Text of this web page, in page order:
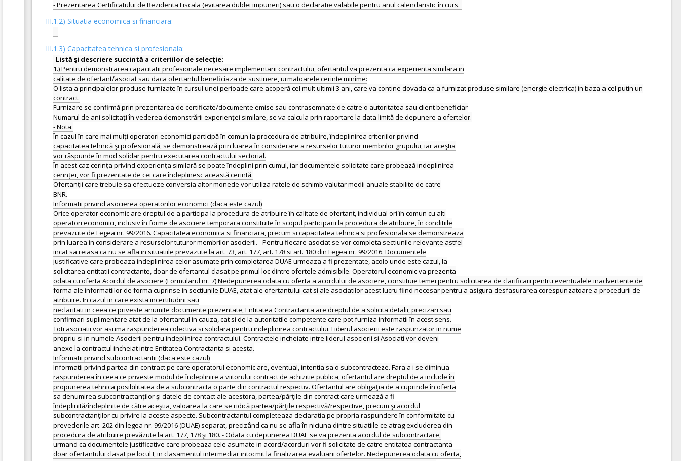
III.1.2) Situatia economica si financiara:
III.1.3) Capacitatea tehnica si profesionala:
1.) Pentru demonstrarea capacitatii profesionale necesare implementarii contractului, ofertantul va prezenta ca experienta similara in
calitate de ofertant/asociat sau daca ofertantul beneficiaza de sustinere, urmatoarele cerinte minime:
O lista a principalelor produse furnizate în cursul unei perioade care acoperă cel mult ultimii 3 ani, care va contine dovada ca a furnizat produse similare (energie electrica) in baza a cel putin un
contract.
Furnizare se confirmă prin prezentarea de certificate/documente emise sau contrasemnate de catre o autoritatea sau client beneficiar
Numarul de ani solicitați în vederea demonstrării experienței similare, se va calcula prin raportare la data limită de depunere a ofertelor.
- Nota:
În cazul în care mai mulţi operatori economici participă în comun la procedura de atribuire, îndeplinirea criteriilor privind
capacitatea tehnică şi profesională, se demonstrează prin luarea în considerare a resurselor tuturor membrilor grupului, iar aceştia
vor răspunde în mod solidar pentru executarea contractului sectorial.
În acest caz cerința privind experiența similară se poate îndeplini prin cumul, iar documentele solicitate care probează indeplinirea
cerinței, vor fi prezentate de cei care îndeplinesc această cerintă.
Ofertanții care trebuie sa efectueze conversia altor monede vor utiliza ratele de schimb valutar medii anuale stabilite de catre
BNR.
Informatii privind asocierea operatorilor economici (daca este cazul)
Orice operator economic are dreptul de a participa la procedura de atribuire în calitate de ofertant, individual ori în comun cu alti
operatori economici, inclusiv în forme de asociere temporara constituite în scopul participarii la procedura de atribuire, în conditiile
prevazute de Legea nr. 99/2016. Capacitatea economica si financiara, precum si capacitatea tehnica si profesionala se demonstreaza
prin luarea in considerare a resurselor tuturor membrilor asocierii. - Pentru fiecare asociat se vor completa sectiunile relevante astfel
incat sa reiasa ca nu se afla in situatiile prevazute la art. 73, art. 177, art. 178 si art. 180 din Legea nr. 99/2016. Documentele
justificative care probeaza indeplinirea celor asumate prin completarea DUAE urmeaza a fi prezentate, acolo unde este cazul, la
solicitarea entitatii contractante, doar de ofertantul clasat pe primul loc dintre ofertele admisibile. Operatorul economic va prezenta
odata cu oferta Acordul de asociere (Formularul nr. 7) Nedepunerea odata cu oferta a acordului de asociere, constituie temei pentru solicitarea de clarificari pentru eventualele inadvertente de
forma ale informatiilor de forma cuprinse in sectiunile DUAE, atat ale ofertantului cat si ale asociatilor acest lucru fiind necesar pentru a asigura desfasurarea corespunzatoare a procedurii de
atribuire. In cazul in care exista incertitudini sau
neclaritati in ceea ce priveste anumite documente prezentate, Entitatea Contractanta are dreptul de a solicita detalii, precizari sau
confirmari suplimentare atat de la ofertantul in cauza, cat si de la autoritatile competente care pot furniza informatii în acest sens.
Toti asociatii vor asuma raspunderea colectiva si solidara pentru indeplinirea contractului. Liderul asocierii este raspunzator in nume
propriu si in numele Asocierii pentru indeplinirea contractului. Contractele incheiate intre liderul asocierii si Asociati vor deveni
anexe la contractul incheiat intre Entitatea Contractanta si acesta.
Informatii privind subcontractantii (daca este cazul)
Informatii privind partea din contract pe care operatorul economic are, eventual, intentia sa o subcontracteze. Fara a i se diminua
raspunderea în ceea ce priveste modul de îndeplinire a viitorului contract de achizitie publica, ofertantul are dreptul de a include în
propunerea tehnica posibilitatea de a subcontracta o parte din contractul respectiv. Ofertantul are obligaţia de a cuprinde în oferta
sa denumirea subcontractanţilor şi datele de contact ale acestora, partea/părţile din contract care urmează a fi
îndeplinită/îndeplinite de către aceştia, valoarea la care se ridică partea/părţile respectivă/respective, precum şi acordul
subcontractanţilor cu privire la aceste aspecte. Subcontractantul completeaza declaratia pe propria raspundere în conformitate cu
prevederile art. 202 din legea nr. 99/2016 (DUAE) separat, precizând ca nu se afla în niciuna dintre situatiile ce atrag excluderea din
procedura de atribuire prevăzute la art. 177, 178 şi 180. - Odata cu depunerea DUAE se va prezenta acordul de subcontractare,
urmand ca documentele justificative care probeaza cele asumate in acord/acorduri vor fi solicitate de catre entitatea contractanta
doar ofertantului clasat pe locul I, in clasamentul intermediar intocmit la finalizarea evaluarii ofertelor. Nedepunerea odata cu oferta,